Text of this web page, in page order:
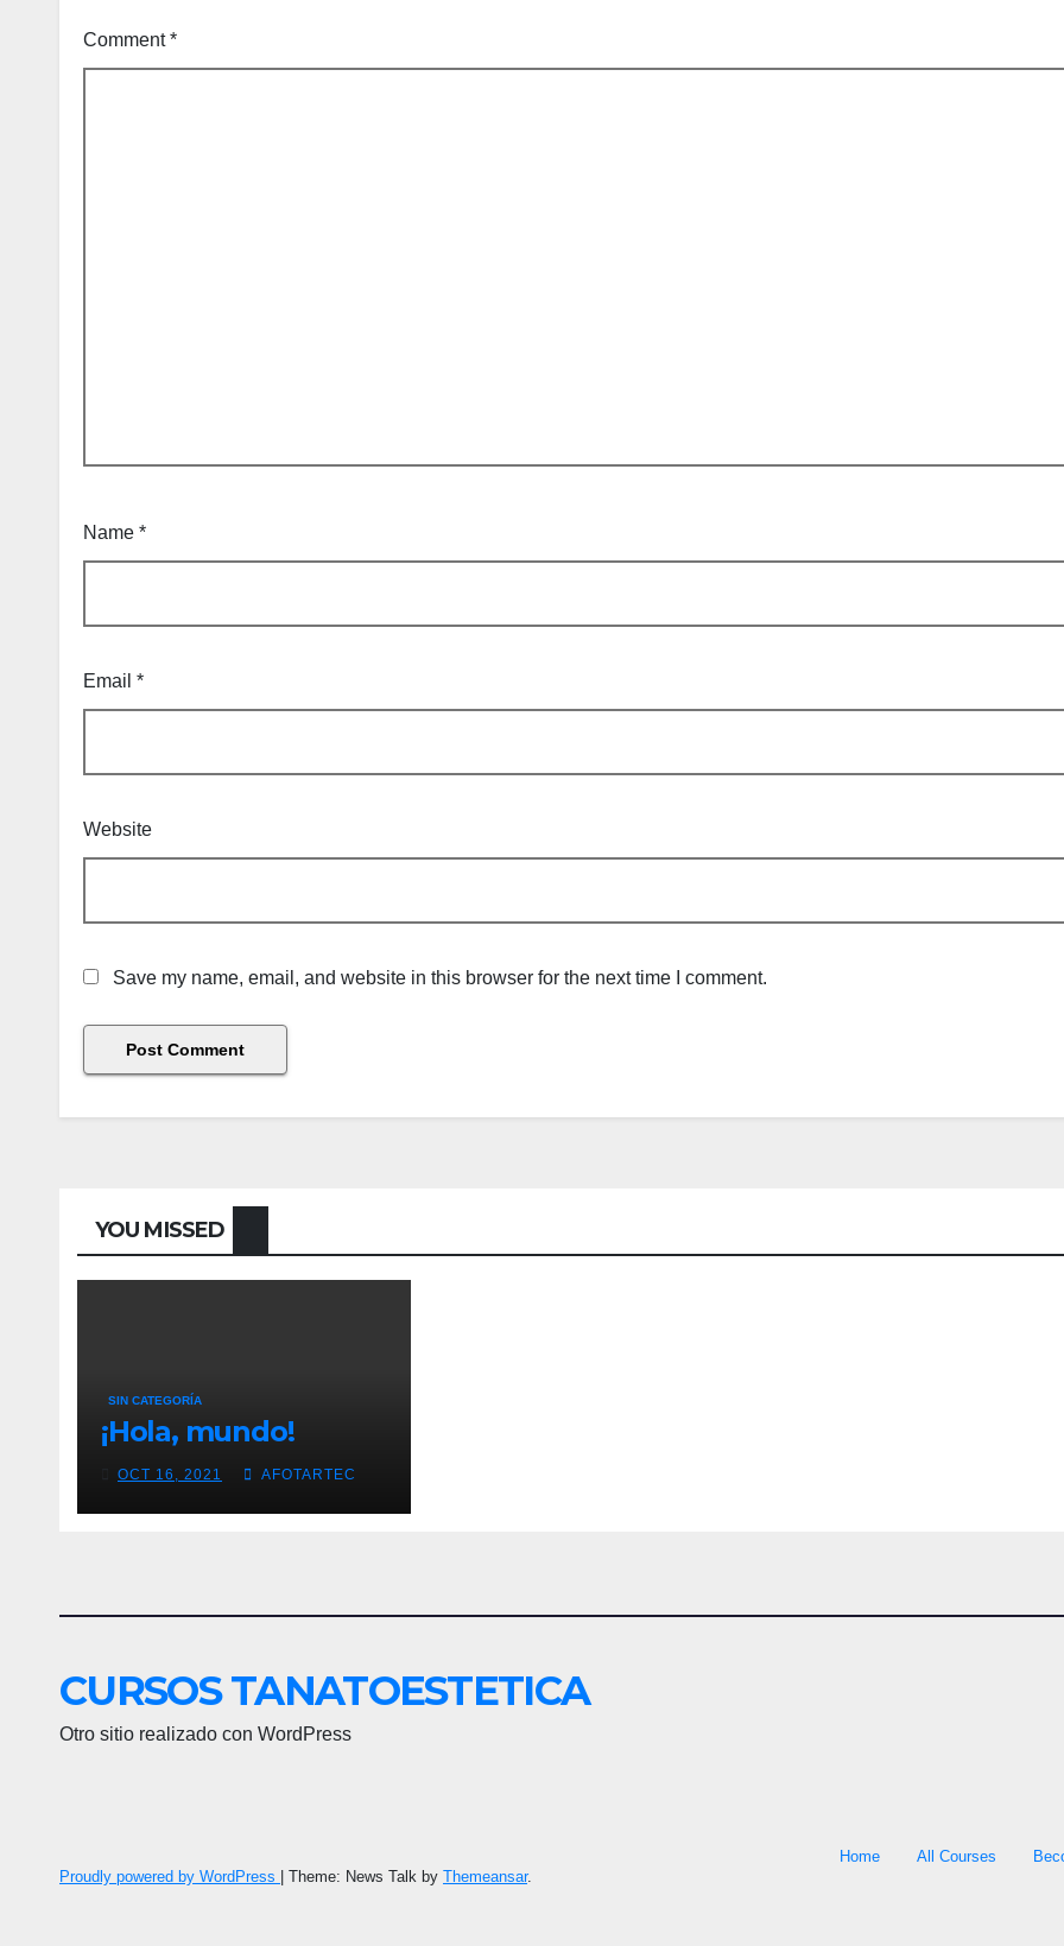
Comment*
Name *
Email *
Website
Save my name, email, and website in this browser for the next time I comment.
YOU MISSED
SIN CATEGORÍA
¡Hola, mundo!
OCT 16, 2021 AFOTARTEC
CURSOS TANATOESTETICA
Otro sitio realizado con WordPress
Proudly powered by WordPress Theme: News Talk by Themeansar.
Home All Courses